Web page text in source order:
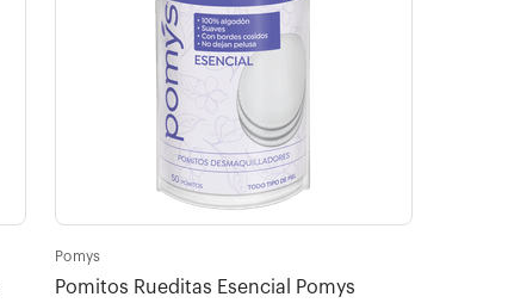
Pomys
Pomitos Rueditas Esencial Pomys